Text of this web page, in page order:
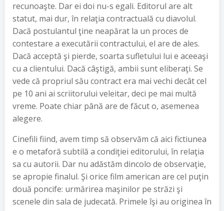
recunoaşte. Dar ei doi nu-s egali. Editorul are alt
statut, mai dur, în relaţia contractuală cu diavolul.
Dacă postulantul ţine neapărat la un proces de
contestare a executării contractului, el are de ales.
Dacă acceptă şi pierde, soarta sufletului lui e aceeaşi
cu a clientului. Dacă câştigă, ambii sunt eliberaţi. Se
vede că propriul său contract era mai vechi decât cel
pe 10 ani ai scriitorului veleitar, deci pe mai multă
vreme. Poate chiar până are de făcut o, asemenea
alegere.
Cinefili fiind, avem timp să observăm că aici fictiunea
e o metaforă subtilă a condiţiei editorului, în relaţia
sa cu autorii. Dar nu adăstăm dincolo de observaţie,
se apropie finalul. Şi orice film american are cel puţin
două poncife: urmărirea maşinilor pe străzi şi
scenele din sala de judecată. Primele îşi au originea în